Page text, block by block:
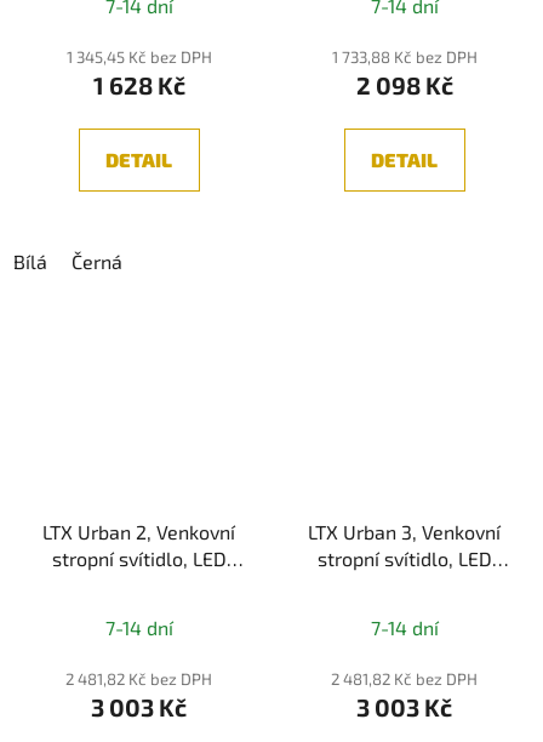
7-14 dní
1 345,45 Kč bez DPH
1 628 Kč
DETAIL
Bílá Černá
7-14 dní
1 733,88 Kč bez DPH
2 098 Kč
DETAIL
LTX Urban 2, Venkovní
stropní svítidlo, LED
7-14 dní
2 481,82 Kč bez DPH
3 003 Kč
LTX Urban 3, Venkovní
stropní svítidlo, LED
7-14 dní
2 481,82 Kč bez DPH
3 003 Kč